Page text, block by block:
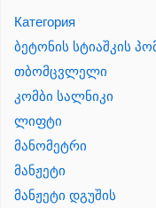
Категория
ბეტონის სტიაშკის
თბომცვლელი
კომბი სალნიკი
ლიფტი
მანომეტრი
მანჟეტი
მანჟეტი დგუშის